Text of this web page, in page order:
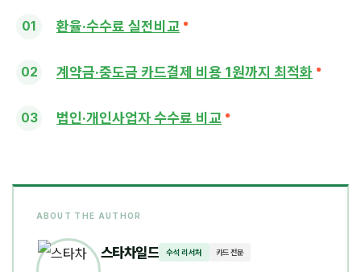
환율·수수료 실전비교
계약금·중도금 카드결제 비용 1원까지 최적화
법인·개인사업자 수수료 비교
ABOUT THE AUTHOR
스타차일드 수석 리서처 카드 전문